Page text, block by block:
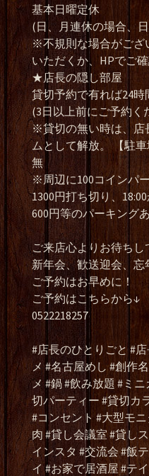
基本日曜定休
(日、月連休の場合、
※不規則な場合がござ
いただくか、HPでご
★店長の隠し部屋
貸切予約で有れば24時
(3日以上前にご予約く
※貸切の無い時は、店
ムとして解放。 【駐車
無
※周辺に100コインパ
1300円打ち切り、
600円等のパーキング
ご来店心よりお待ちし
新年会、歓送迎会、
ご予約はお早めに！
ご予約はこちらから↓
0522218257
#店長のひとりごと #
メ #名古屋めし #創作
メ #鍋 #飲み放題 #ミ
切パーティー #貸切カ
#コンセント #大型モ
肉 #貸し会議室 #貸し
インスタ #交流会 #飯
イ #お家で居酒屋 #テ